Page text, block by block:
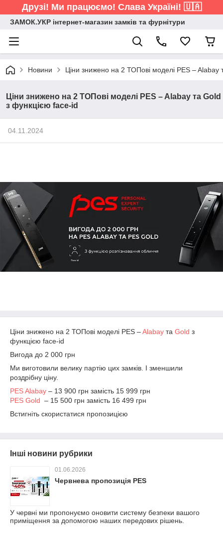
Друзі! Ми працюємо! Слава Україні! 🇺🇦
ЗАМОК.УКР інтернет-магазин замків та фурнітури
Новини Ціни знижено на 2 ТОПові моделі PES – Alabay
Ціни знижено на 2 ТОПові моделі PES – Alabay та Gold
з функцією face-id
04.11.2024
Ціни знижено на 2 ТОПові моделі PES –Alabay та Gold з
функцією face-id
Вигода до 2 000 грн
Ми виготовили велику партію цих замків. І зменшили
роздрібну ціну.
PES Alabay – 13 900 грн замість 15 999 грн
PES Gold – 15 500 грн замість 16 499 грн
Встигніть скористатися пропозицією
Інші новини рубрики
01.06.2026
Червнева пропозиція PES
У червні ми пропонуємо оновити систему безпеки вашого
приміщення за допомогою наших передових рішень.